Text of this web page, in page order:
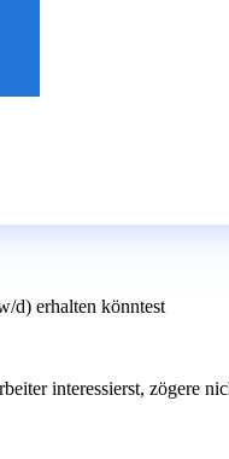
d) erhalten könntest
interessierst, zögere